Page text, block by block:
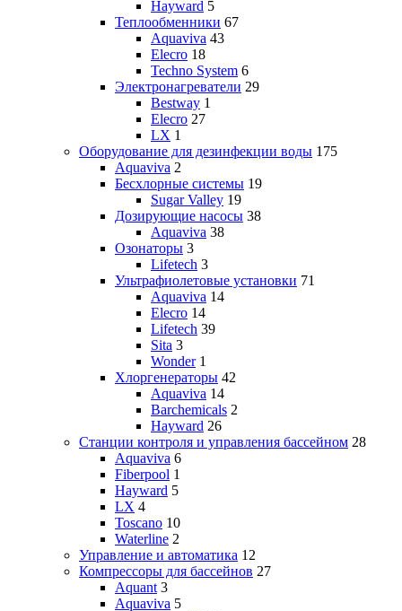
Hayward 5
Теплообменники 67
Aquaviva 43
Elecro 18
Techno System 6
Электронагреватели 29
Bestway 1
Elecro 27
LX 1
Оборудование для дезинфекции воды 175
Aquaviva 2
Бесхлорные системы 19
Sugar Valley 19
Дозирующие насосы 38
Aquaviva 38
Озонаторы 3
Lifetech 3
Ультрафиолетовые установки 71
Aquaviva 14
Elecro 14
Lifetech 39
Sita 3
Wonder 1
Хлоргенераторы 42
Aquaviva 14
Barchemicals 2
Hayward 26
Станции контроля и управления бассейном 28
Aquaviva 6
Fiberpool 1
Hayward 5
LX 4
Toscano 10
Waterline 2
Управление и автоматика 12
Компрессоры для бассейнов 27
Aquant 3
Aquaviva 5